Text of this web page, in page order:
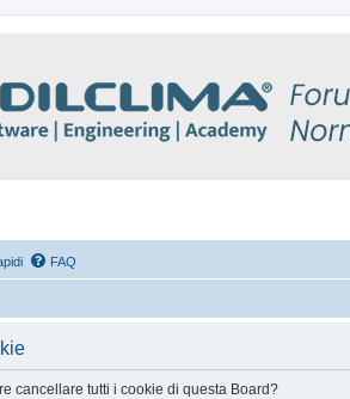
FAQ
cancellare tutti i cookie di questa Board?